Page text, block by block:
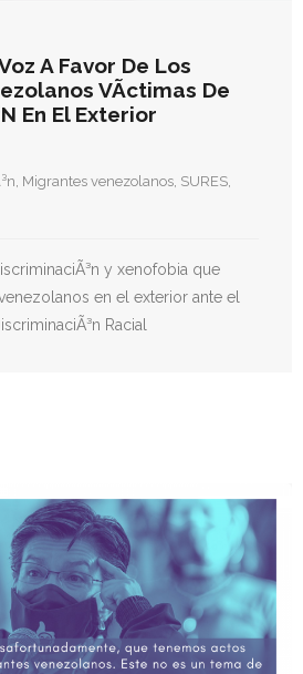
en contextos de Violencia con
A Favor De Los
VÃ­ctimas De
En El Exterior
Migrantes venezolanos SURES
y xenofobia que
en el exterior ante el
Racial